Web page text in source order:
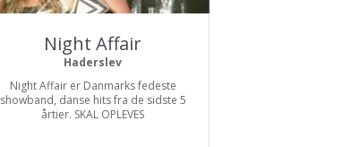
Night Affair
Haderslev
Night Affair er Danmarks fedeste
showband, danse hits fra de sidste 5
årtier. SKAL OPLEVES